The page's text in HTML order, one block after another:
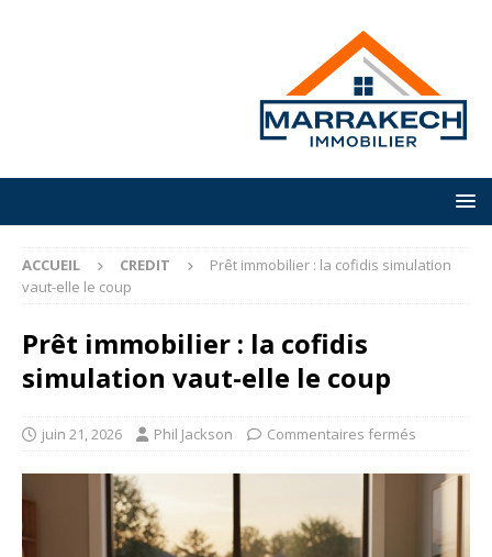
ACCUEIL CREDIT
Prêt immobilier : la cofidis simulation
vaut-elle le coup
Prêt immobilier : la cofidis
simulation vaut-elle le coup
juin 21, 2026 Phil Jackson Commentaires fermés